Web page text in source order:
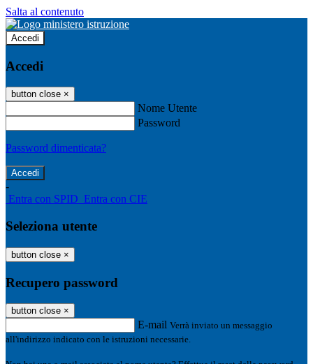
Salta al contenuto
Accedi
Accedi
button close ×
Nome Utente
Password
Password dimenticata?
-
Entra con SPID Entra con CIE
Seleziona utente
button close ×
Recupero password
button close ×
E-mail Verrà inviato un messaggio
all'indirizzo indicato con le istruzioni necessarie.